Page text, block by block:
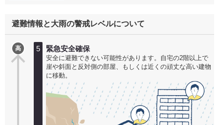
避難情報と大雨の警戒レベルについて
高 5 緊急安全確保
安全に避難できない可能性があります。自宅の2階以上で
崖や斜面と反対側の部屋、もしくは近くの頑丈な高い建物
に移動。